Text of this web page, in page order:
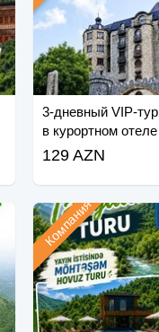
3-дневный VIP-
в курортном
129 AZN
Компания